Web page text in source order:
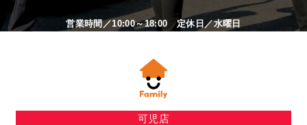
営業時間／10:00～18:00 定休日／水曜日
可児店